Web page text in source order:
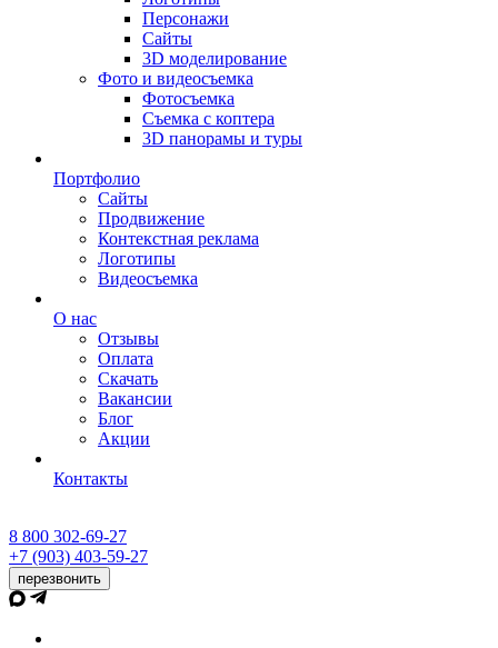
Персонажи
Сайты
3D моделирование
Фото и видеосъемка
Фотосъемка
Съемка с коптера
3D панорамы и туры
Портфолио
Сайты
Продвижение
Контекстная реклама
Логотипы
Видеосъемка
О нас
Отзывы
Оплата
Скачать
Вакансии
Блог
Акции
Контакты
8 800 302-69-27
+7 (903) 403-59-27
перезвонить